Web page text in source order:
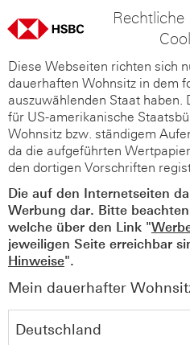
Diese Webseiten richten sich
dauerhaften Wohnsitz in dem
auszuwählenden Staat
für US-amerikanische
Wohnsitz bzw. ständigem
da die aufgeführten
den dortigen Vorschriften
Die auf den Internetseiten
Werbung dar. Bitte
welche über den Link "
jeweiligen Seite erreichbar
Hinweise".
Mein dauerhafter